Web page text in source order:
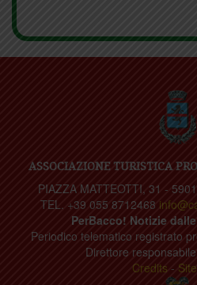
ASSOCIAZIONE TURISTICA
PIAZZA MATTEOTTI, 31 -
TEL. +39 055 8712468
PerBacco! Notizie
Periodico telematico registrato
Direttore
Credits -